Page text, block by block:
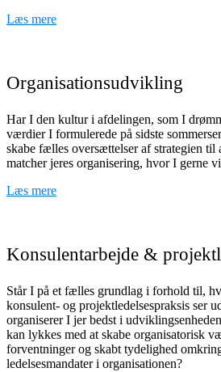
Læs mere
Organisationsudvikling
Har I den kultur i afdelingen, som I
værdier I formulerede på sidste
skabe fælles oversættelser af strategien
matcher jeres organisering, hvor I gerne
Læs mere
Konsulentarbejde &
Står I på et fælles grundlag i forhold til,
konsulent- og projektledelsespraksis ser
organiserer I jer bedst i
kan lykkes med at skabe organisatorisk
forventninger og skabt tydelighed
ledelsesmandater i organisationen?